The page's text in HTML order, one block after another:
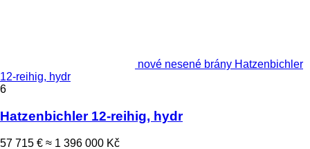
nové nesené brány Hatzenbichler
12-reihig, hydr
6
Hatzenbichler 12-reihig, hydr
57 715 € ≈ 1 396 000 Kč